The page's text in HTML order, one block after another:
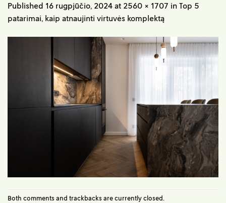
Published 16 rugpjūčio, 2024 at 2560 × 1707 in Top 5
patarimai, kaip atnaujinti virtuvės komplektą
Both comments and trackbacks are currently closed.